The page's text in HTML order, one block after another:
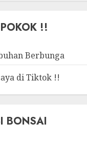
!!
Berbunga
di Tiktok !!
BONSAI